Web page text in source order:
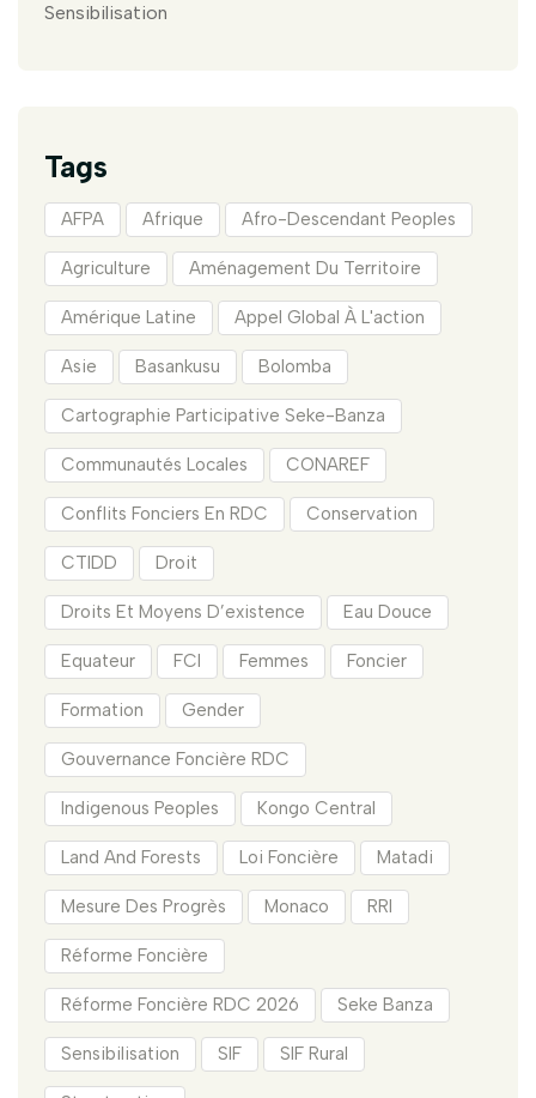
Sensibilisation
Tags
AFPA Afrique Afro-Descendant Peoples
Agriculture Aménagement Du Territoire
Amérique Latine Appel Global À L'action
Asie Basankusu Bolomba
Cartographie Participative Seke-Banza
Communautés Locales CONAREF
Conflits Fonciers En RDC Conservation
CTIDD Droit
Droits Et Moyens D’existence Eau Douce
Equateur FCI Femmes Foncier
Formation Gender
Gouvernance Foncière RDC
Indigenous Peoples Kongo Central
Land And Forests Loi Foncière Matadi
Mesure Des Progrès Monaco RRI
Réforme Foncière
Réforme Foncière RDC 2026 Seke Banza
Sensibilisation SIF SIF Rural